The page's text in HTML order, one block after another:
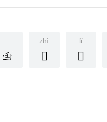
zhì
𠚅
lǐ
𠚄